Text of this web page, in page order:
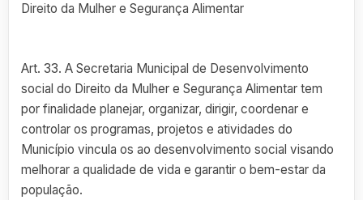
Direito da Mulher e Segurança Alimentar
Art. 33. A Secretaria Municipal de Desenvolvimento
social do Direito da Mulher e Segurança Alimentar tem
por finalidade planejar, organizar, dirigir, coordenar e
controlar os programas, projetos e atividades do
Município vincula os ao desenvolvimento social visando
melhorar a qualidade de vida e garantir o bem-estar da
população.